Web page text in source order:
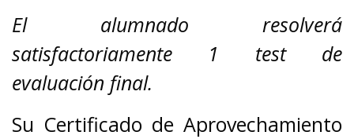
El alumnado resolverá
satisfactoriamente 1 test de
evaluación final.
Su Certificado de Aprovechamiento